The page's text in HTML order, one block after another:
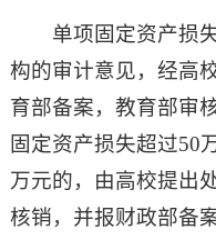
单项固定资产损
构的审计意见，经高
育部备案，教育部审
固定资产损失超过50
万元的，由高校提出
核销，并报财政部备